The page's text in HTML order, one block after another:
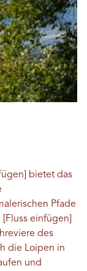
bietet das
Pfade
einfügen]
des
die Loipen in
und